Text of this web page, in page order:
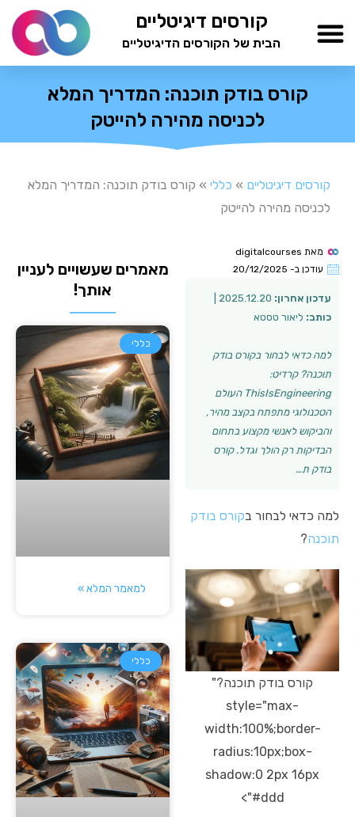
לתוכן
קורסים דיגיטליים
הבית של הקורסים הדיגיטליים
קורס בודק תוכנה: המדריך המלא
לכניסה מהירה להייטק
קורסים דיגיטליים » כללי » קורס בודק תוכנה: המדריך המלא
לכניסה מהירה להייטק
מאת
עודכן ב- 20/12/2025
עדכון אחרון:
כותב: ליאור טסטא
למה כדאי לבחור בקורס בודק
תוכנה? קרדיט:
ThisIsEngineering העולם
הטכנולוגי מתפתח בקצב מהיר,
והביקוש לאנשי מקצוע בתחום
הבדיקות רק הולך וגדל. קורס
בודק ת…
למה כדאי לבחור בקורס בודק
תוכנה?
קורס בודק תוכנה?"
style="max-
width:100%;border-
radius:10px;box-
shadow:0 2px 16px
#ddd">
מאמרים שעשויים לעניין
אותך!
כללי
למאמר המלא »
כללי